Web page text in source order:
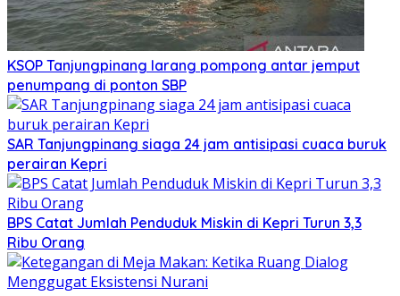
KSOP Tanjungpinang larang pompong antar jemput
penumpang di ponton SBP
SAR Tanjungpinang siaga 24 jam antisipasi cuaca buruk
perairan Kepri
BPS Catat Jumlah Penduduk Miskin di Kepri Turun 3,3
Ribu Orang